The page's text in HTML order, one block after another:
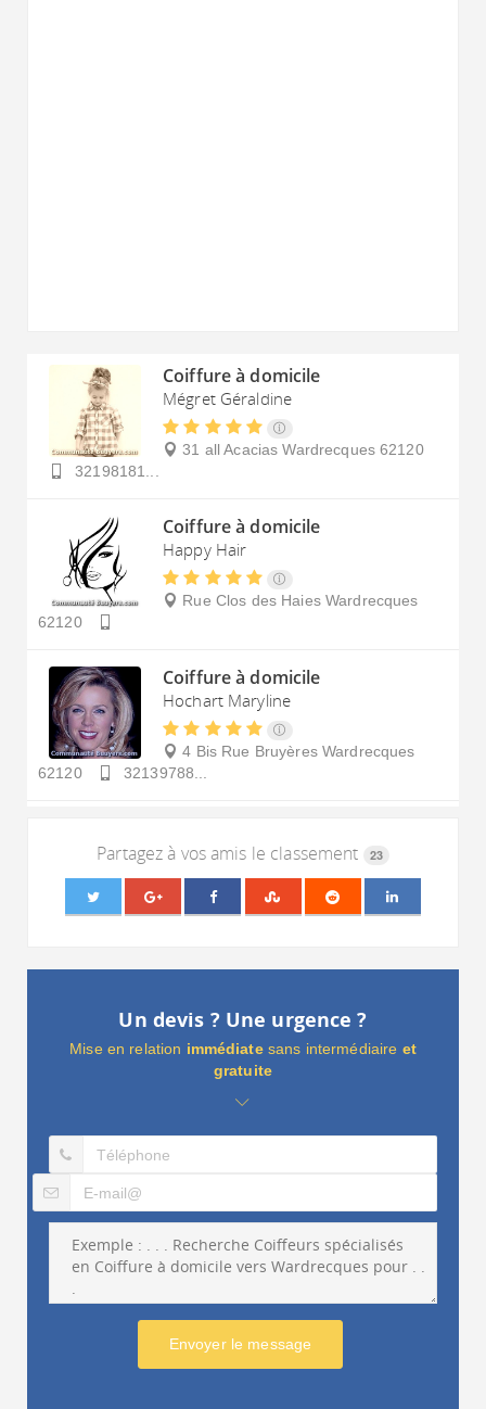
Coiffure à domicile
Mégret Géraldine
31 all Acacias Wardrecques 62120
32198181...
Coiffure à domicile
Happy Hair
Rue Clos des Haies Wardrecques
62120
Coiffure à domicile
Hochart Maryline
4 Bis Rue Bruyères Wardrecques
62120
32139788...
Partagez à vos amis le classement 23
Un devis ? Une urgence ?
Mise en relation immédiatesans intermédiaire et
gratuite
Envoyer le message